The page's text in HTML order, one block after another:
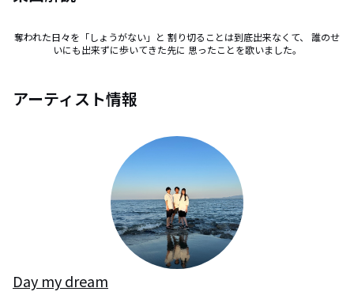
奪われた日々を「しょうがない」と 割り切ることは到底出来なくて、 誰のせ
いにも出来ずに歩いてきた先に 思ったことを歌いました。
アーティスト情報
Day my dream